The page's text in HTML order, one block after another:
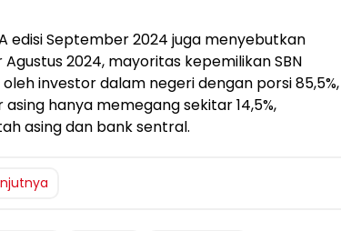
edisi September 2024 juga menyebutkan
2024, mayoritas kepemilikan SBN
investor dalam negeri dengan porsi 85,5%,
hanya memegang sekitar 14,5%,
asing dan bank sentral.